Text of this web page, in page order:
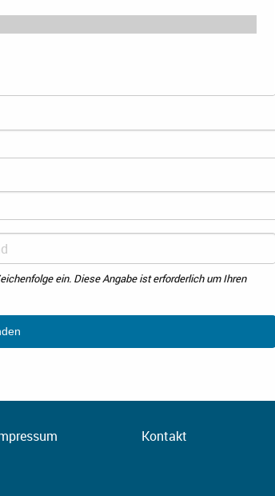
ein. Diese Angabe ist erforderlich um Ihren
Kontakt